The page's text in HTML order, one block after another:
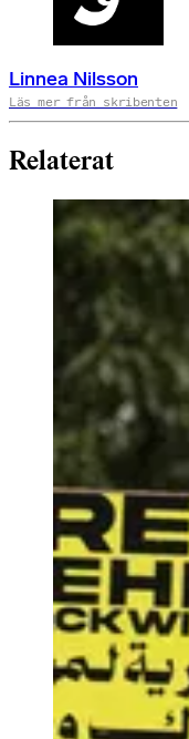
Linnea Nilsson
Läs mer från skribenten
Relaterat